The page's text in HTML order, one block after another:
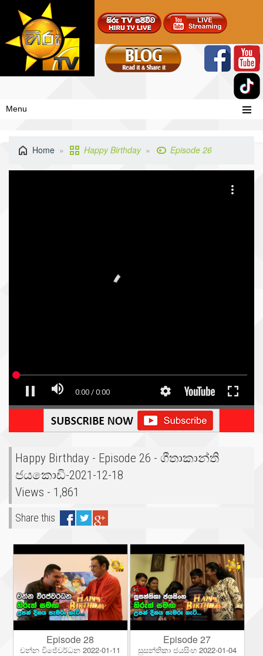
Menu
Home Happy Birthday Episode 26
Happy Birthday - Episode 26 - ගීතාකාන්ති
ජයකොඩි-2021-12-18
Views - 1,861
Share this
Episode 28
චන්න විජේවර්ධන 2022-01-11
Episode 27
සුසන්තිකා ජයසිංහ 2022-01-04